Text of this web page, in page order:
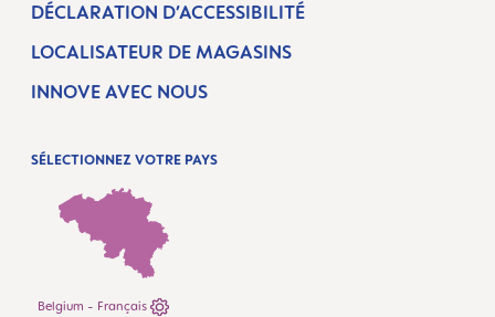
DÉCLARATION D’ACCESSIBILITÉ
LOCALISATEUR DE MAGASINS
INNOVE AVEC NOUS
SÉLECTIONNEZ VOTRE PAYS
Belgium - Français